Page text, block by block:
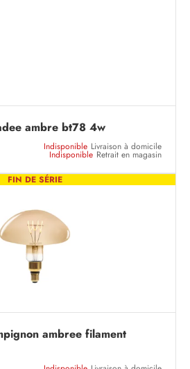
ambre bt78 4w
Indisponible Livraison à domicile
Indisponible Retrait en magasin
FIN DE SÉRIE
ambree filament